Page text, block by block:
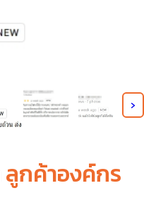
›
ลูกค้าองค์กร